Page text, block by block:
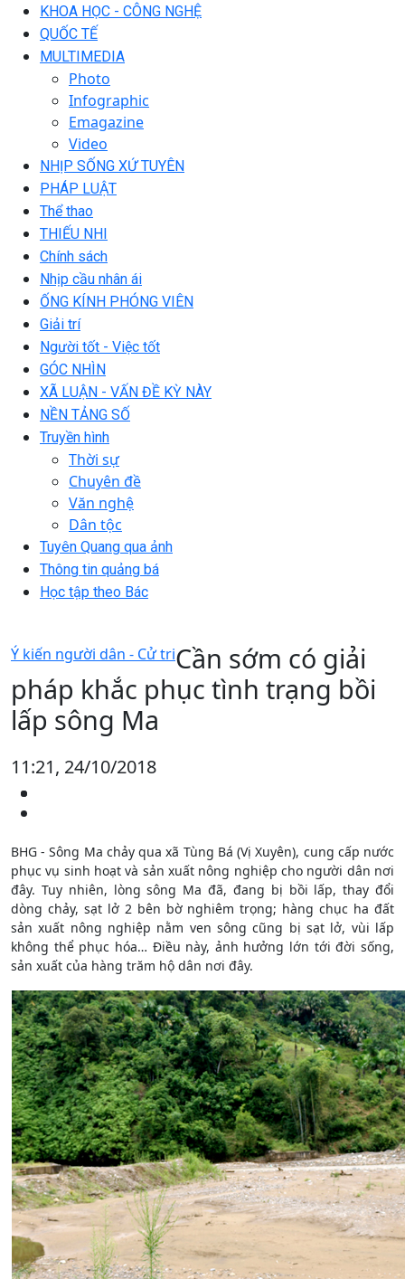
KHOA HỌC - CÔNG NGHỆ
QUỐC TẾ
MULTIMEDIA
Photo
Infographic
Emagazine
Video
NHỊP SỐNG XỨ TUYÊN
PHÁP LUẬT
Thể thao
THIẾU NHI
Chính sách
Nhịp cầu nhân ái
ỐNG KÍNH PHÓNG VIÊN
Giải trí
Người tốt - Việc tốt
GÓC NHÌN
XÃ LUẬN - VẤN ĐỀ KỲ NÀY
NỀN TẢNG SỐ
Truyền hình
Thời sự
Chuyên đề
Văn nghệ
Dân tộc
Tuyên Quang qua ảnh
Thông tin quảng bá
Học tập theo Bác
Ý kiến người dân - Cử triCần sớm có giải
pháp khắc phục tình trạng bồi
lấp sông Ma
11:21, 24/10/2018
BHG - Sông Ma chảy qua xã Tùng Bá (Vị Xuyên), cung cấp nước
phục vụ sinh hoạt và sản xuất nông nghiệp cho người dân nơi
đây. Tuy nhiên, lòng sông Ma đã, đang bị bồi lấp, thay đổi
dòng chảy, sạt lở 2 bên bờ nghiêm trọng; hàng chục ha đất
sản xuất nông nghiệp nằm ven sông cũng bị sạt lở, vùi lấp
không thể phục hóa… Điều này, ảnh hưởng lớn tới đời sống,
sản xuất của hàng trăm hộ dân nơi đây.